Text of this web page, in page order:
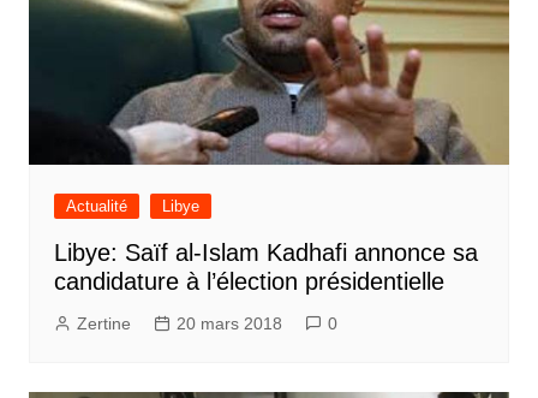
Actualité Libye
Libye: Saïf al-Islam Kadhafi annonce sa
candidature à l’élection présidentielle
Zertine 20 mars 2018 0